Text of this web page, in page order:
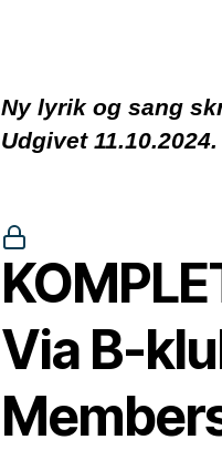
Ny lyrik og sang
Udgivet 11.10.2024.
Via B-